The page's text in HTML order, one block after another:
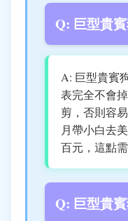
Q: 巨型貴
A: 巨型貴賓
表完全不會
剪，否則容
月帶小白去
百元，這點
Q: 巨型貴